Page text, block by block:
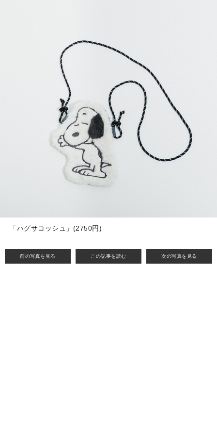
前の写真を見る この記事を読む 次の写真を見る
「ハグサコッシュ」(2750円)